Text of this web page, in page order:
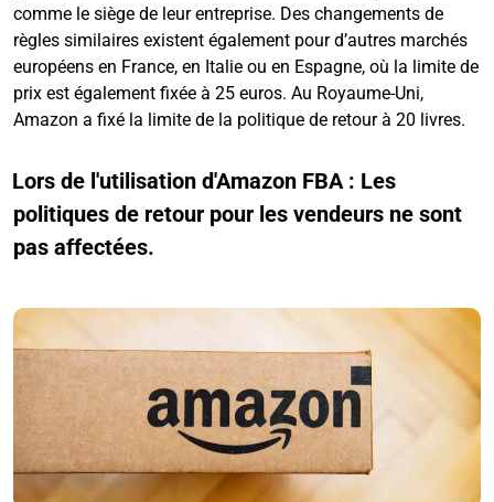
comme le siège de leur entreprise. Des changements de
règles similaires existent également pour d’autres marchés
européens en France, en Italie ou en Espagne, où la limite de
prix est également fixée à 25 euros. Au Royaume-Uni,
Amazon a fixé la limite de la politique de retour à 20 livres.
Lors de l'utilisation d'Amazon FBA : Les
politiques de retour pour les vendeurs ne sont
pas affectées.